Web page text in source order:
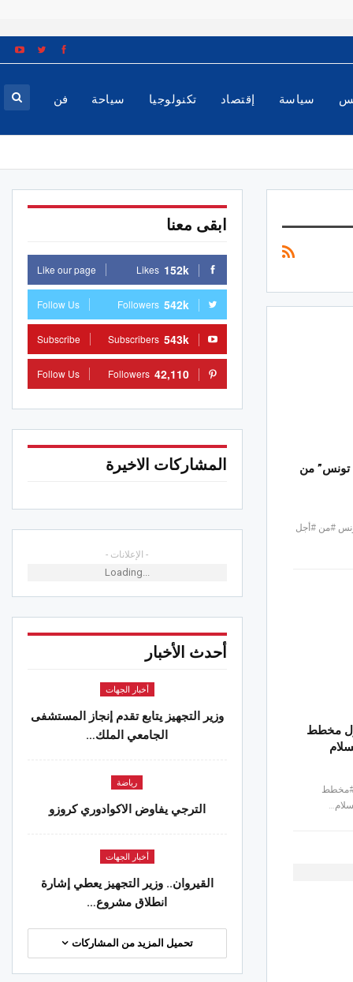
سياسة إقتصاد تكنولوجيا سياحة فن
تونس” من
#من #أجل
مخطط
#مخطط
ابقى معنا
152k
Likes
Like our page
542k
Followers
Follow Us
543k
Subscribers
Subscribe
42,110
Followers
Follow Us
المشاركات الاخيرة
- الإعلانات -
Loading...
أحدث الأخبار
أخبار الجهات
وزير التجهيز يتابع تقدم إنجاز المستشفى
الجامعي الملك…
رياضة
الترجي يفاوض الاكوادوري كروزو
أخبار الجهات
القيروان.. وزير التجهيز يعطي إشارة
انطلاق مشروع…
تحميل المزيد من المشاركات